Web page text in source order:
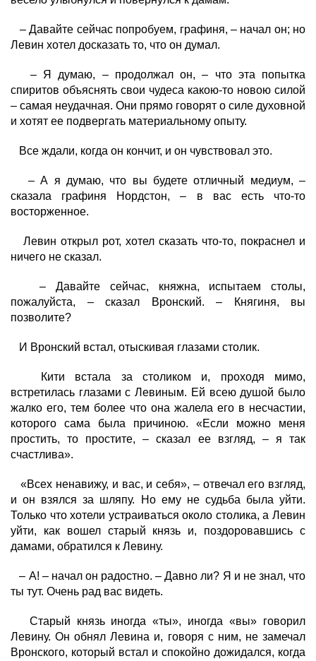
– Давайте сейчас попробуем, графиня, – начал он; но
Левин хотел досказать то, что он думал.
– Я думаю, – продолжал он, – что эта попытка
спиритов объяснять свои чудеса какою-то новою силой
– самая неудачная. Они прямо говорят о силе духовной
и хотят ее подвергать материальному опыту.
Все ждали, когда он кончит, и он чувствовал это.
– А я думаю, что вы будете отличный медиум, –
сказала графиня Нордстон, – в вас есть что-то
восторженное.
Левин открыл рот, хотел сказать что-то, покраснел и
ничего не сказал.
– Давайте сейчас, княжна, испытаем столы,
пожалуйста, – сказал Вронский. – Княгиня, вы
позволите?
И Вронский встал, отыскивая глазами столик.
Кити встала за столиком и, проходя мимо,
встретилась глазами с Левиным. Ей всею душой было
жалко его, тем более что она жалела его в несчастии,
которого сама была причиною. «Если можно меня
простить, то простите, – сказал ее взгляд, – я так
счастлива».
«Всех ненавижу, и вас, и себя», – отвечал его взгляд,
и он взялся за шляпу. Но ему не судьба была уйти.
Только что хотели устраиваться около столика, а Левин
уйти, как вошел старый князь и, поздоровавшись с
дамами, обратился к Левину.
– А! – начал он радостно. – Давно ли? Я и не знал, что
ты тут. Очень рад вас видеть.
Старый князь иногда «ты», иногда «вы» говорил
Левину. Он обнял Левина и, говоря с ним, не замечал
Вронского, который встал и спокойно дожидался, когда